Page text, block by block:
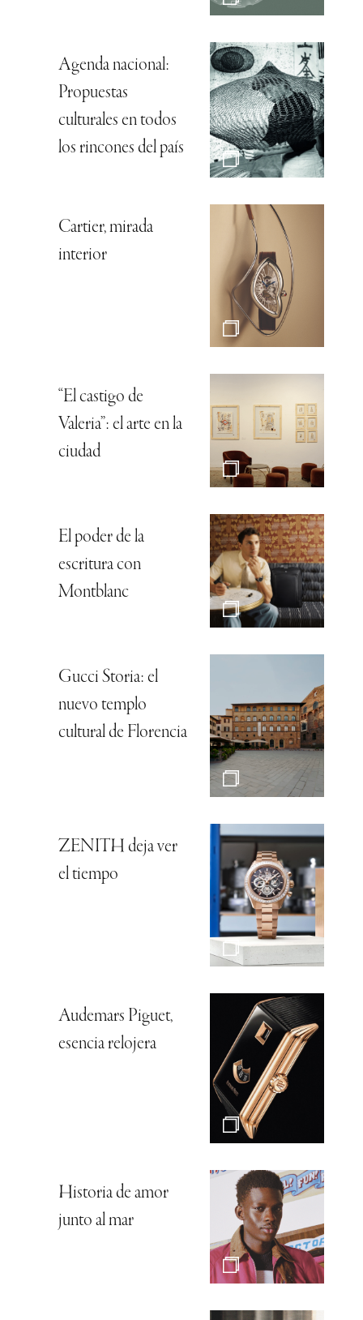
Agenda nacional:
Propuestas
culturales en todos
los rincones del país
Cartier, mirada
interior
“El castigo de
Valeria”: el arte en la
ciudad
El poder de la
escritura con
Montblanc
Gucci Storia: el
nuevo templo
cultural de Florencia
ZENITH deja ver
el tiempo
Audemars Piguet,
esencia relojera
Historia de amor
junto al mar